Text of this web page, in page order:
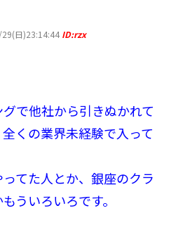
日)23:14:44 ID:rzx
で他社から引きぬかれて
くの業界未経験で入って
てた人とか、銀座のクラ
ういろいろです。